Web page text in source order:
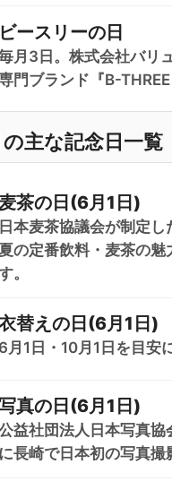
ビースリーの日
月3日。株式会社バリ
門ブランド『B-
主な記念日一覧
麦茶の日(6月1日)
日本麦茶協議会が制定
の定番飲料・麦茶の
。
替えの日(6月1日)
6月1日・10月1日を目安
真の日(6月1日)
益社団法人日本写真
に長崎で日本初の写真撮